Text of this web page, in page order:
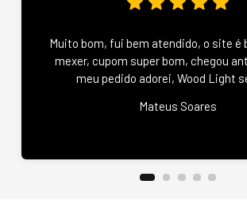
Muito bom, fui bem atendido, o site é
mexer, cupom super bom, chegou
meu pedido adorei, Wood Light
Mateus Soares